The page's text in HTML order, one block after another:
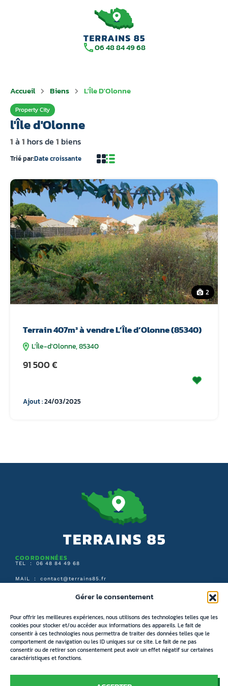
Gérer le consentement
Pour offrir les meilleures expériences, nous utilisons des technologies telles que les
cookies pour stocker et/ou accéder aux informations des appareils. Le fait de
consentir à ces technologies nous permettra de traiter des données telles que le
comportement de navigation ou les ID uniques sur ce site. Le fait de ne pas
consentir ou de retirer son consentement peut avoir un effet négatif sur certaines
caractéristiques et fonctions.
06 48 84 49 68
Accueil Biens L'Île D'Olonne
Property City
l'Île d'Olonne
1 à 1 hors de 1 biens
Trié par:Date croissante
2
Terrain 407m² à vendre L’Île d’Olonne (85340)
L'Île-d'Olonne, 85340
91 500 €
Ajout :24/03/2025
COORDONNÉES
TEL : 06 48 84 49 68
MAIL : contact@terrains85.fr
ARBORESCENCE DU SITE
ACCUEIL
RECHERCHER UN TERRAIN